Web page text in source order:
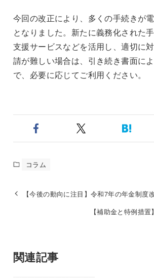
今回の改正により、多くの手続きが
となりました。新たに義務化された
支援サービスなどを活用し、適切に
請が難しい場合は、引き続き書面に
で、必要に応じてご利用ください。
コラム
【今後の動向に注目】令和7年の年金制度
【補助金と特例措
関連記事